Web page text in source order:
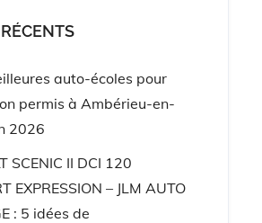
auto-écoles pour
permis à Ambérieu-en-
2026
SCENIC II DCI 120
EXPRESSION – JLM AUTO
: 5 idées de